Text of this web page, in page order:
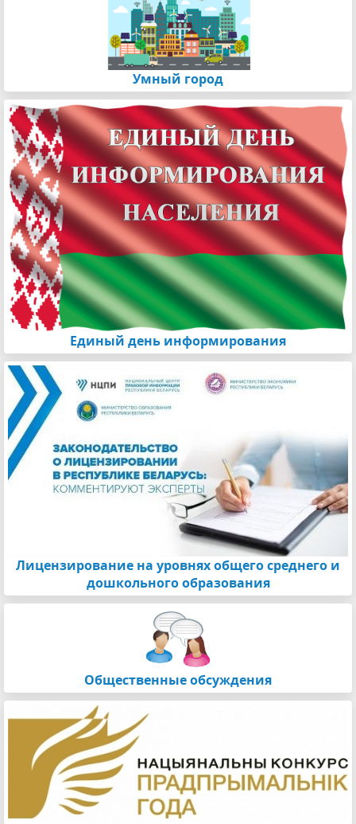
Умный город
Единый день информирования
Лицензирование на уровнях общего среднего и
дошкольного образования
Общественные обсуждения